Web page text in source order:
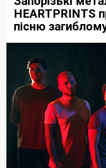
HEARTPRINTS
пісню